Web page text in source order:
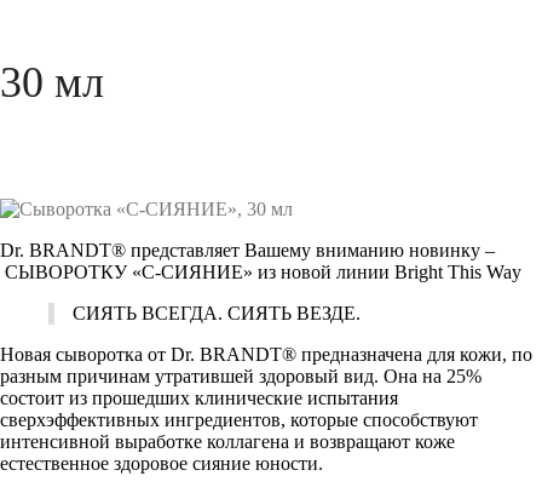
30 мл
Dr. BRANDT® представляет Вашему вниманию новинку –
СЫВОРОТКУ «С-СИЯНИЕ» из новой линии Bright This Way
СИЯТЬ ВСЕГДА. СИЯТЬ ВЕЗДЕ.
Новая сыворотка от Dr. BRANDT® предназначена для кожи, по
разным причинам утратившей здоровый вид. Она на 25%
состоит из прошедших клинические испытания
сверхэффективных ингредиентов, которые способствуют
интенсивной выработке коллагена и возвращают коже
естественное здоровое сияние юности.